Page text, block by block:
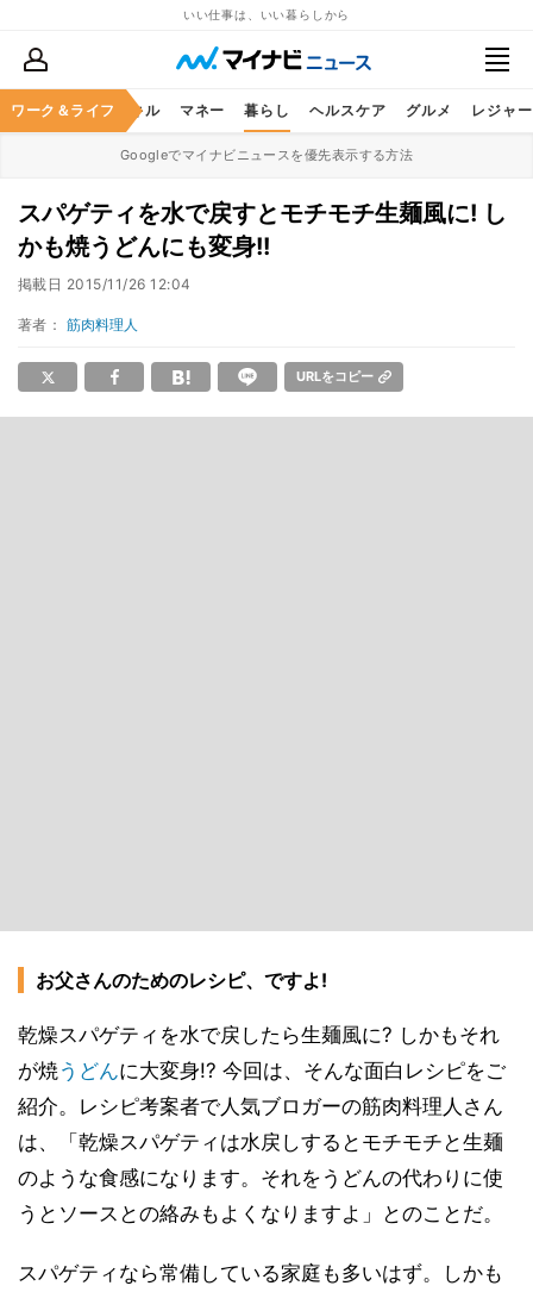
いい仕事は、いい暮らしから
ワーク＆ライフ
ア ビジネススキル マネー 暮らし ヘルスケア グルメ レジャー
Googleでマイナビニュースを優先表示する方法
スパゲティを水で戻すとモチモチ生麺風に! し
かも焼うどんにも変身!!
掲載日 2015/11/26 12:04
著者： 筋肉料理人
URLをコピー
お父さんのためのレシピ、ですよ!
乾燥スパゲティを水で戻したら生麺風に? しかもそれ
が焼うどんに大変身!? 今回は、そんな面白レシピをご
紹介。レシピ考案者で人気ブロガーの筋肉料理人さん
は、「乾燥スパゲティは水戻しするとモチモチと生麺
のような食感になります。それをうどんの代わりに使
うとソースとの絡みもよくなりますよ」とのことだ。
スパゲティなら常備している家庭も多いはず。しかも